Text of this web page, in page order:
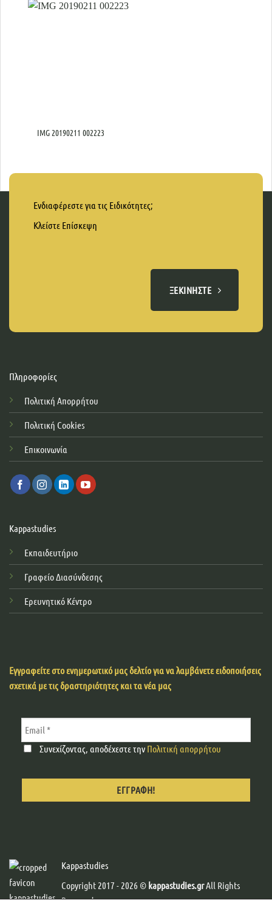
IMG 20190211 002223
Ενδιαφέρεστε για τις Ειδικότητες;
Κλείστε Επίσκεψη
ΞΕΚΙΝΉΣΤΕ
Πληροφορίες
Πολιτική Απορρήτου
Πολιτική Cookies
Επικοινωνία
Kappastudies
Εκπαιδευτήριο
Γραφείο Διασύνδεσης
Ερευνητικό Κέντρο
Εγγραφείτε στο ενημερωτικό μας δελτίο για να λαμβάνετε ειδοποιήσεις
σχετικά με τις δραστηριότητες και τα νέα μας
Συνεχίζοντας, αποδέχεστε την Πολιτική απορρήτου
Kappastudies
Copyright 2017 - 2026 © kappastudies.grAll Rights